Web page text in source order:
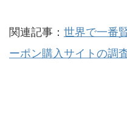
関連記事： 世界で一番
ーポン購入サイトの調